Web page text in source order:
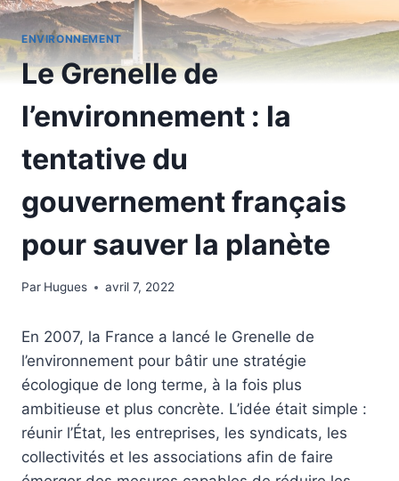
ENVIRONNEMENT
Le Grenelle de
l’environnement : la
tentative du
gouvernement français
pour sauver la planète
Par Hugues avril 7, 2022
En 2007, la France a lancé le Grenelle de
l’environnement pour bâtir une stratégie
écologique de long terme, à la fois plus
ambitieuse et plus concrète. L’idée était simple :
réunir l’État, les entreprises, les syndicats, les
collectivités et les associations afin de faire